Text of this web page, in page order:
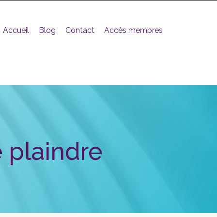
Accueil Blog Contact Accès membres
plaindre